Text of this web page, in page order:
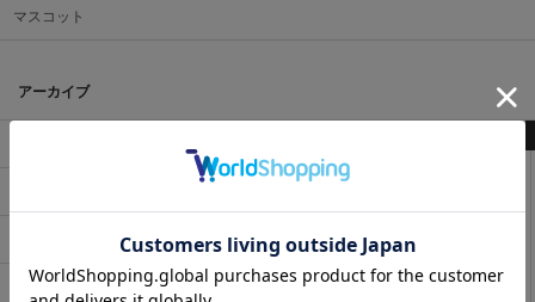
マスコット
アーカイブ
2026.06 (12)